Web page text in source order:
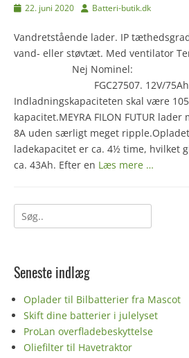
Udgivet
22. juni 2020 Forfatter
Batteri-butik.dk
Vandretstående lader. IP
vand- eller støvtæt. Med ventilator
Nej Nominel: 24V/
FGC27507. 12V/75Ah
Indladningskapaciteten skal være
kapacitet.MEYRA FILON FUTUR
8A uden særligt meget
ladekapacitet er ca. 4½ time, hvilket
ca. 43Ah. Efter en Læs mere …
Søg
efter:
Seneste indlæg
Oplader til Bilbatterier fra Mascot
Skift dine batterier i julelyset
ProLan overfladebeskyttelse
Oliefilter til Havetraktor